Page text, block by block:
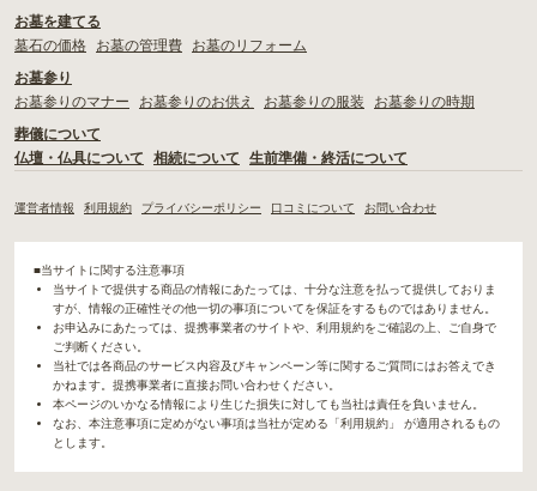
お墓を建てる
墓石の価格
お墓の管理費
お墓のリフォーム
お墓参り
お墓参りのマナー
お墓参りのお供え お墓参りの服装
お墓参りの時期
葬儀について
仏壇・仏具について
相続について 生前準備・終活について
運営者情報 利用規約 プライバシーポリシー 口コミについて お問い合わせ
■当サイトに関する注意事項
当サイトで提供する商品の情報にあたっては、十分な注意を払って提供しておりま
すが、情報の正確性その他一切の事項についてを保証をするものではありません。
お申込みにあたっては、提携事業者のサイトや、利用規約をご確認の上、ご自身で
ご判断ください。
当社では各商品のサービス内容及びキャンペーン等に関するご質問にはお答えでき
かねます。提携事業者に直接お問い合わせください。
本ページのいかなる情報により生じた損失に対しても当社は責任を負いません。
なお、本注意事項に定めがない事項は当社が定める「利用規約」 が適用されるもの
とします。